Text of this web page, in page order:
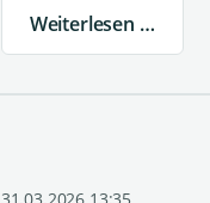
Weiterlesen …
31.03.2026 13:35